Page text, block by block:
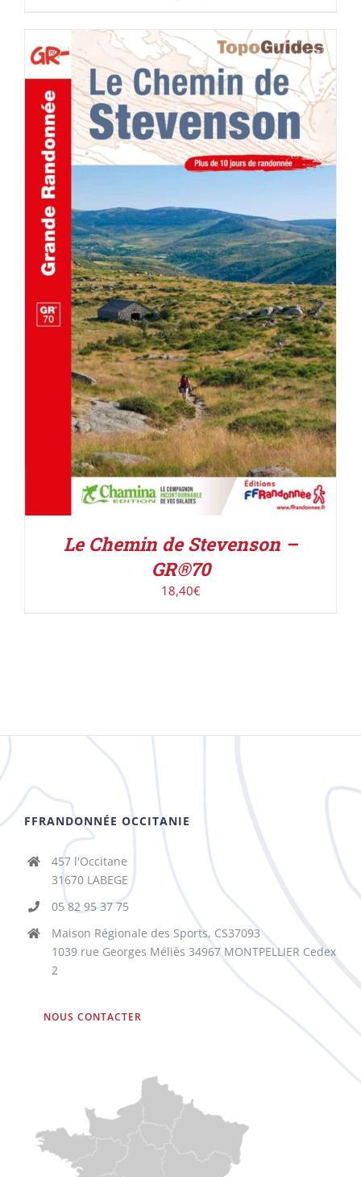
AJOUTER AU PANIER / DÉTAILS
Le Chemin de Stevenson –
GR®70
18,40€
FFRANDONNÉE OCCITANIE
457 l'Occitane
31670 LABEGE
05 82 95 37 75
Maison Régionale des Sports, CS37093
1039 rue Georges Méliès 34967 MONTPELLIER Cedex
2
NOUS CONTACTER